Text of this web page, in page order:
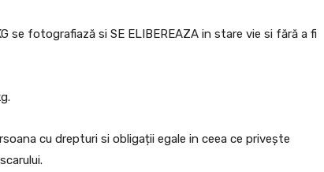
se fotografiază si SE ELIBEREAZA in stare vie si fără a fi
cu drepturi si obligații egale in ceea ce privește